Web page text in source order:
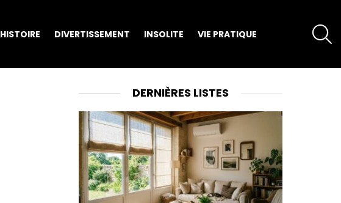
HISTOIRE DIVERTISSEMENT INSOLITE VIE PRATIQUE
DERNIÈRES LISTES